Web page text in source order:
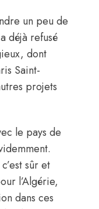
un peu de
déjà refusé
dont
Saint-
projets
le pays de
sûr et
l’Algérie,
dans ces